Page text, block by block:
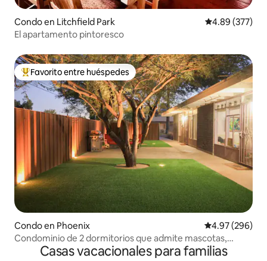
Condo en Litchfield Park Calificación
4.89 (377)
El apartamento pintoresco
Favorito entre huéspedes preferido
Favorito entre huéspedes
Condo en Phoenix Calificación
4.97 (296)
Condominio de 2 dormitorios que admite mascotas,
ubicación accesible a pie
Casas vacacionales para familias